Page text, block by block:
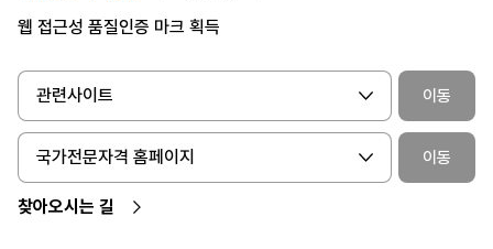
웹 접근성 품질인증 마크 획득
관련사이트 이동
국가전문자격 홈페이지 이동
찾아오시는 길